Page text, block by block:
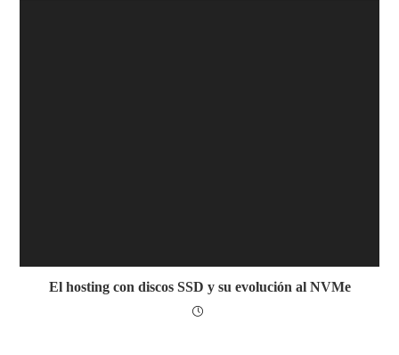
El hosting con discos SSD y su evolución al NVMe